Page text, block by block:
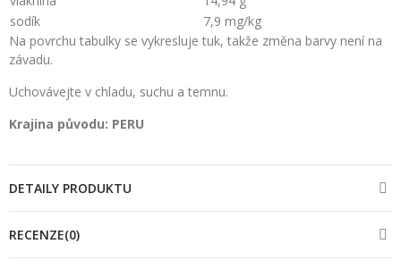
sodík
7,9 mg/kg
Na povrchu tabulky se vykresluje tuk, takže změna barvy není na
závadu.
Uchovávejte v chladu, suchu a temnu.
Krajina původu: PERU
DETAILY PRODUKTU
RECENZE(0)